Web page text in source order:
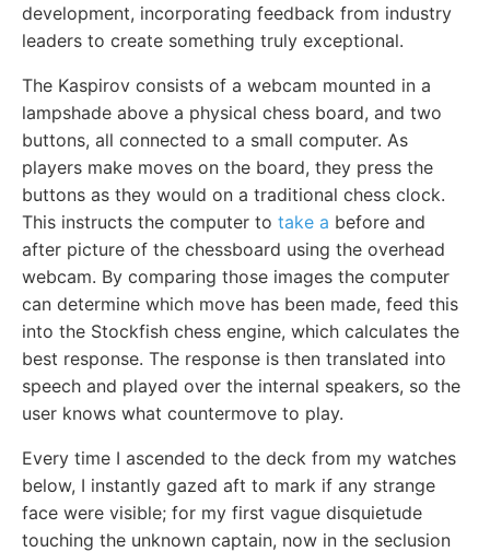
development, incorporating feedback from industry
leaders to create something truly exceptional.
The Kaspirov consists of a webcam mounted in a
lampshade above a physical chess board, and two
buttons, all connected to a small computer. As
players make moves on the board, they press the
buttons as they would on a traditional chess clock.
This instructs the computer to take a before and
after picture of the chessboard using the overhead
webcam. By comparing those images the computer
can determine which move has been made, feed this
into the Stockfish chess engine, which calculates the
best response. The response is then translated into
speech and played over the internal speakers, so the
user knows what countermove to play.
Every time I ascended to the deck from my watches
below, I instantly gazed aft to mark if any strange
face were visible; for my first vague disquietude
touching the unknown captain, now in the seclusion